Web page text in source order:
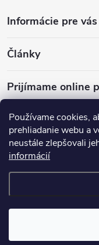
Používame cookies,
prehliadanie webu a
neustále zlepšovali
informácií
Informácie pre vás
Články
Prijímame online